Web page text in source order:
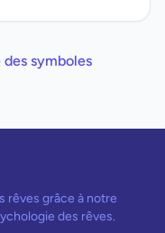
symboles
rêves grâce à notre
des rêves.